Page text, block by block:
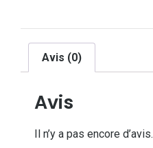
Avis (0)
Avis
Il n’y a pas encore d’avis.